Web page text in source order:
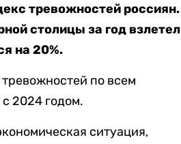
тревожностей россиян.
столицы за год взлетел
на 20%.
по всем
2024 годом.
ситуация,